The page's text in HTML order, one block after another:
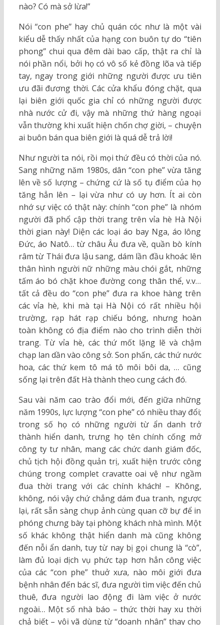
nào? Có mà sở lừa!”
Nói “con phe” hay chủ quán cóc như là một vài
kiểu dễ thấy nhất của hạng con buôn tự do “tiên
phong” chui qua đêm dài bao cấp, thật ra chỉ là
nói phần nổi, bởi họ có vô số kẻ đồng lõa và tiếp
tay, ngay trong giới những người được ưu tiên
ưu đãi đương thời. Các cửa khẩu đóng chặt, qua
lại biên giới quốc gia chỉ có những người được
nhà nước cử đi, vậy mà những thứ hàng ngoại
vẫn thường khi xuất hiện chốn chợ giời, – chuyện
ai buôn bán qua biên giới là quá dễ trả lời!
Như người ta nói, rồi mọi thứ đều có thời của nó.
Sang những năm 1980s, dân “con phe” vừa tăng
lên về số lượng – chứng cứ là số tụ điểm của họ
tăng hẳn lên – lại vừa như có uy hơn. Ít ai còn
nhớ sự việc có thật này: chính “con phe” là nhóm
người đã phổ cập thời trang trên vỉa hè Hà Nội
thời gian này! Diện các loại áo bay Nga, áo lông
Đức, áo Natô… từ châu Âu đưa về, quần bò kính
râm từ Thái đưa lậu sang, dám lần đầu khoác lên
thân hình người nữ những màu chói gắt, những
tấm áo bó chặt khoe đường cong thân thể, v.v…
tất cả đều do “con phe” đưa ra khoe hàng trên
các vỉa hè, khi mà tại Hà Nội có rất nhiều hội
trường, rạp hát rạp chiếu bóng, nhưng hoàn
toàn không có địa điểm nào cho trình diễn thời
trang. Từ vỉa hè, các thứ mốt lặng lẽ và chậm
chạp lan dần vào công sở. Son phấn, các thứ nước
hoa, các thứ kem tô má tô môi bôi da, … cũng
sống lại trên đất Hà thành theo cung cách đó.
Sau vài năm cao trào đổi mới, đến giữa những
năm 1990s, lực lượng “con phe” có nhiều thay đổi;
trong số họ có những người từ ẩn danh trở
thành hiển danh, trưng họ tên chính cống mở
công ty tư nhân, mang các chức danh giám đốc,
chủ tịch hội đồng quản trị, xuất hiện trước công
chúng trong complet cravatte oai vệ như ngầm
đua thời trang với các chính khách! – Không,
không, nói vậy chứ chẳng dám đua tranh, ngược
lại, rất sẵn sàng chụp ảnh cùng quan cỡ bự để in
phóng chưng bày tại phòng khách nhà mình. Một
số khác không thật hiển danh mà cũng không
đến nỗi ẩn danh, tuy từ nay bị gọi chung là “cò”,
làm đủ loại dịch vụ phức tạp hơn hẳn công việc
của các “con phe” thuở xưa, nào môi giới đưa
bệnh nhân đến bác sĩ, đưa người tìm việc đến chủ
thuê, đưa người lao động đi làm việc ở nước
ngoài… Một số nhà báo – thức thời hay xu thời
chả biết – vội vã dùng từ “doanh nhân” thay cho